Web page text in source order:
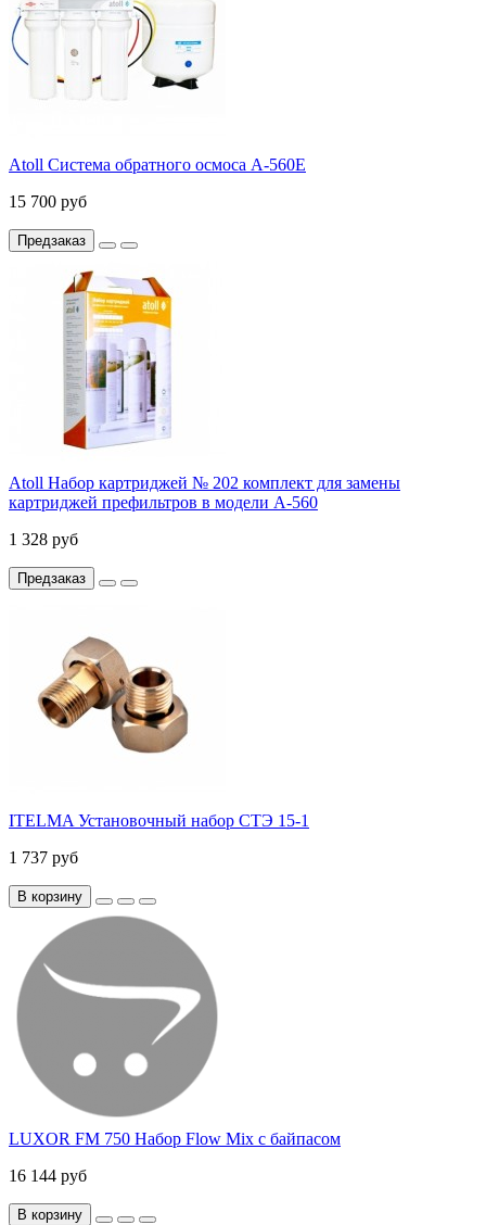
Atoll Система обратного осмоса A-560E
15 700 руб
Предзаказ
Atoll Набор картриджей № 202 комплект для замены
картриджей префильтров в модели А-560
1 328 руб
Предзаказ
ITELMA Установочный набор СТЭ 15-1
1 737 руб
В корзину
LUXOR FM 750 Набор Flow Mix с байпасом
16 144 руб
В корзину